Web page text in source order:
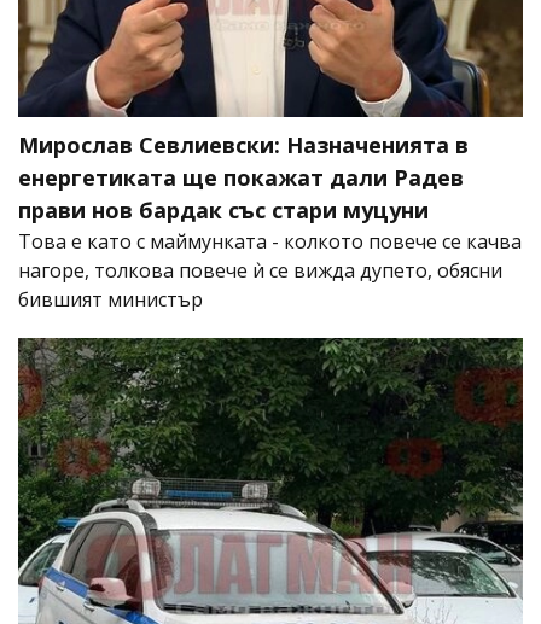
Мирослав Севлиевски: Назначенията в
енергетиката ще покажат дали Радев
прави нов бардак със стари муцуни
Това е като с маймунката - колкото повече се качва
нагоре, толкова повече ѝ се вижда дупето, обясни
бившият министър